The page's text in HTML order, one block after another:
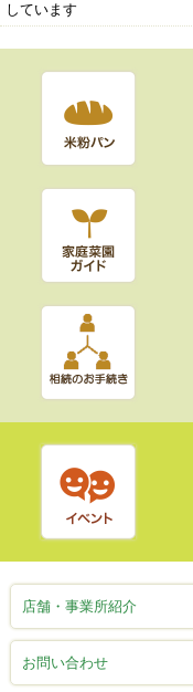
しています
店舗・事業所紹介
お問い合わせ